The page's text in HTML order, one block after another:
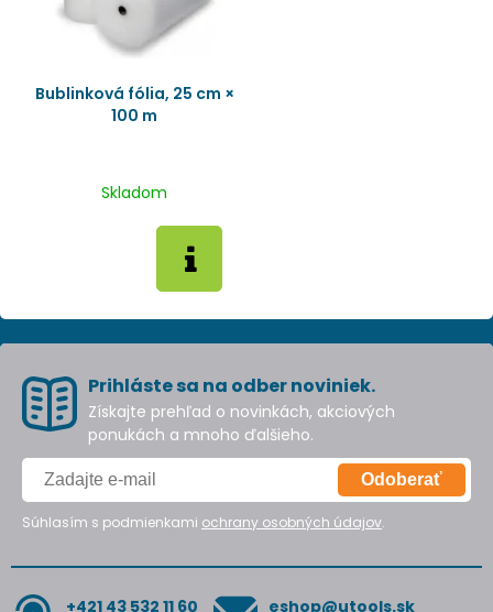
Bublinková fólia, 25 cm ×
100 m
Skladom
Prihláste sa na odber noviniek.
Získajte prehľad o novinkách, akciových
ponukách a mnoho ďalšieho.
Odoberať
Súhlasím s podmienkami ochrany osobných údajov.
+421 43 532 11 60 eshop@utools.sk